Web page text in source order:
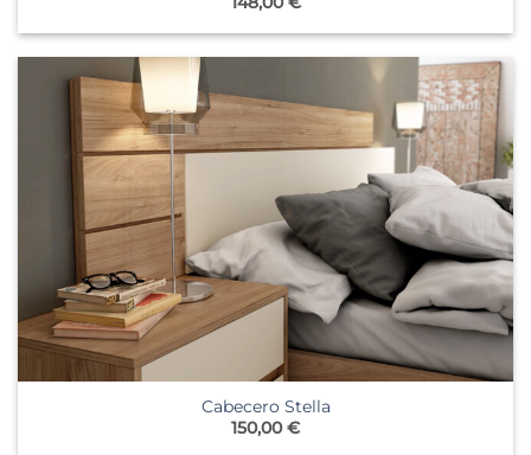
Cabecero Stella
150,00€